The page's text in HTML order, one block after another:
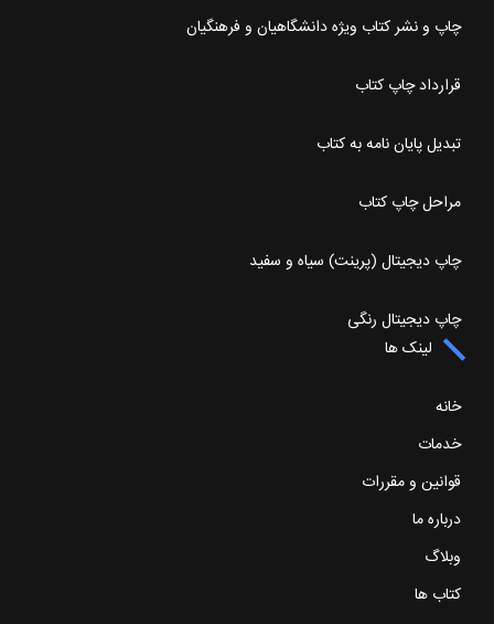
چاپ و نشر کتاب ویژه دانشگاهیان و فرهنگیان
قرارداد چاپ کتاب
تبدیل پایان نامه به کتاب
مراحل چاپ کتاب
چاپ دیجیتال (پرینت) سیاه و سفید
چاپ دیجیتال رنگی
لینک ها
خانه
خدمات
قوانین و مقررات
درباره ما
وبلاگ
کتاب ها